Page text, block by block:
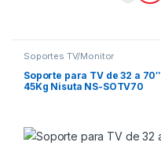
Soportes TV/Monitor
Soporte para TV de 32 a 70″
45Kg Nisuta NS-SOTV70